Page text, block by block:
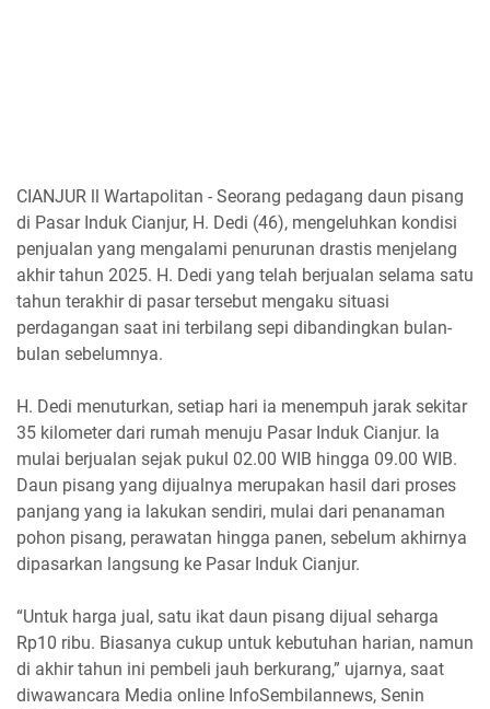
CIANJUR ll Wartapolitan - Seorang pedagang daun pisang
di Pasar Induk Cianjur, H. Dedi (46), mengeluhkan kondisi
penjualan yang mengalami penurunan drastis menjelang
akhir tahun 2025. H. Dedi yang telah berjualan selama satu
tahun terakhir di pasar tersebut mengaku situasi
perdagangan saat ini terbilang sepi dibandingkan bulan-
bulan sebelumnya.
H. Dedi menuturkan, setiap hari ia menempuh jarak sekitar
35 kilometer dari rumah menuju Pasar Induk Cianjur. Ia
mulai berjualan sejak pukul 02.00 WIB hingga 09.00 WIB.
Daun pisang yang dijualnya merupakan hasil dari proses
panjang yang ia lakukan sendiri, mulai dari penanaman
pohon pisang, perawatan hingga panen, sebelum akhirnya
dipasarkan langsung ke Pasar Induk Cianjur.
“Untuk harga jual, satu ikat daun pisang dijual seharga
Rp10 ribu. Biasanya cukup untuk kebutuhan harian, namun
di akhir tahun ini pembeli jauh berkurang,” ujarnya, saat
diwawancara Media online InfoSembilannews, Senin